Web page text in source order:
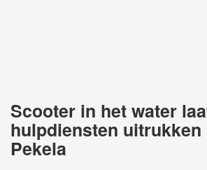
Scooter in het water
hulpdiensten uitrukken
Pekela